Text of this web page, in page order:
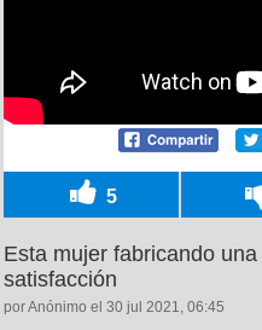
5
Esta mujer fabricando
satisfacción
por Anónimo el 30 jul 2021, 06:45